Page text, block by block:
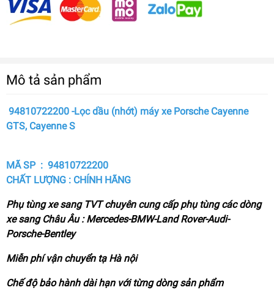
Mô tả sản phẩm
94810722200 -Lọc dầu (nhớt) máy xe Porsche Cayenne
GTS, Cayenne S
MÃ SP : 94810722200
CHẤT LƯỢNG : CHÍNH HÃNG
Phụ tùng xe sang TVT chuyên cung cấp phụ tùng các dòng
xe sang Châu Âu : Mercedes-BMW-Land Rover-Audi-
Porsche-Bentley
Miễn phí vận chuyển tạ Hà nội
Chế độ bảo hành dài hạn với từng dòng sản phẩm